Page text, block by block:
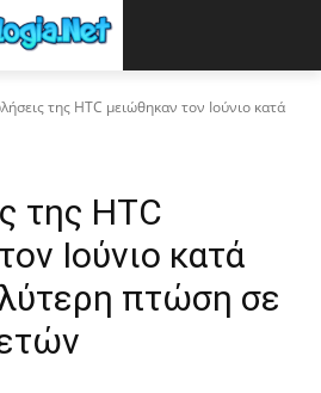
της HTC μειώθηκαν τον Ιούνιο κατά
της HTC
Ιούνιο κατά
πτώση σε